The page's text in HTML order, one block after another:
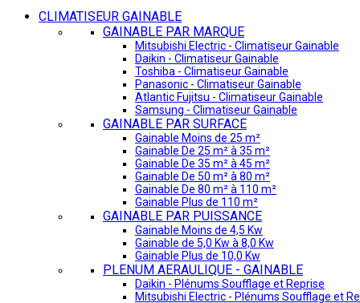
CLIMATISEUR GAINABLE
GAINABLE PAR MARQUE
Mitsubishi Electric - Climatiseur Gainable
Daikin - Climatiseur Gainable
Toshiba - Climatiseur Gainable
Panasonic - Climatiseur Gainable
Atlantic Fujitsu - Climatiseur Gainable
Samsung - Climatiseur Gainable
GAINABLE PAR SURFACE
Gainable Moins de 25 m²
Gainable De 25 m² à 35 m²
Gainable De 35 m² à 45 m²
Gainable De 50 m² à 80 m²
Gainable De 80 m² à 110 m²
Gainable Plus de 110 m²
GAINABLE PAR PUISSANCE
Gainable Moins de 4,5 Kw
Gainable de 5,0 Kw à 8,0 Kw
Gainable Plus de 10,0 Kw
PLENUM AERAULIQUE - GAINABLE
Daikin - Plénums Soufflage et Reprise
Mitsubishi Electric - Plénums Soufflage et